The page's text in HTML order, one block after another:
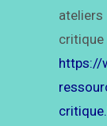
https://